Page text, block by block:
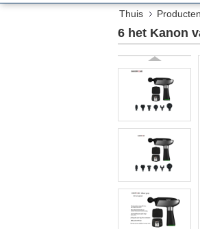
Thuis Producten
6 het Kanon